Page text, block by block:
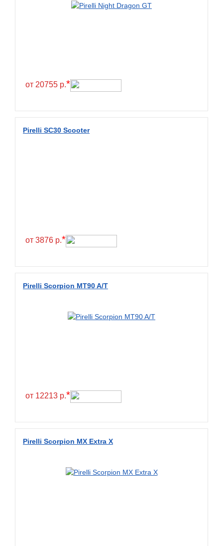
Titan
Wanmao
Wincross
от 20755 р.*
Pirelli SC30 Scooter
от 3876 р.*
Pirelli Scorpion MT90 A/T
от 12213 р.*
Pirelli Scorpion MX Extra X